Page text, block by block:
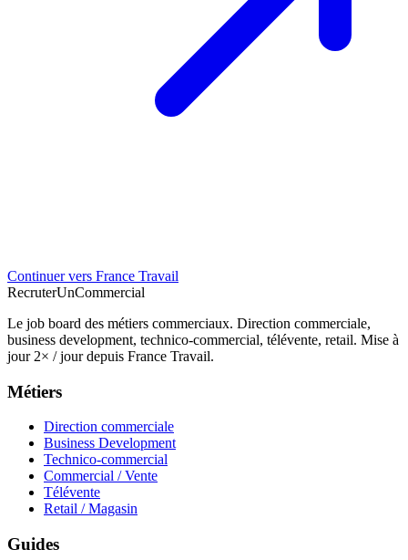
Continuer vers France Travail
RecruterUnCommercial
Le job board des métiers commerciaux. Direction commerciale,
business development, technico-commercial, télévente, retail. Mise à
jour 2× / jour depuis France Travail.
Métiers
Direction commerciale
Business Development
Technico-commercial
Commercial / Vente
Télévente
Retail / Magasin
Guides